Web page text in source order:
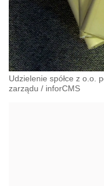
Udzielenie spółce z o.o.
zarządu / inforCMS